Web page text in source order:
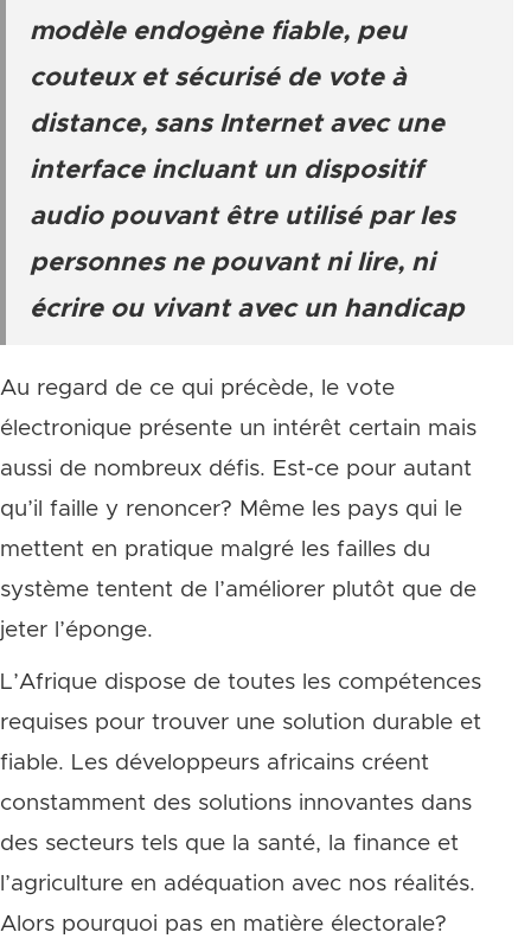
modèle endogène fiable, peu
couteux et sécurisé de vote à
distance, sans Internet avec une
interface incluant un dispositif
audio pouvant être utilisé par les
personnes ne pouvant ni lire, ni
écrire ou vivant avec un handicap
Au regard de ce qui précède, le vote
électronique présente un intérêt certain mais
aussi de nombreux défis. Est-ce pour autant
qu’il faille y renoncer? Même les pays qui le
mettent en pratique malgré les failles du
système tentent de l’améliorer plutôt que de
jeter l’éponge.
L’Afrique dispose de toutes les compétences
requises pour trouver une solution durable et
fiable. Les développeurs africains créent
constamment des solutions innovantes dans
des secteurs tels que la santé, la finance et
l’agriculture en adéquation avec nos réalités.
Alors pourquoi pas en matière électorale?